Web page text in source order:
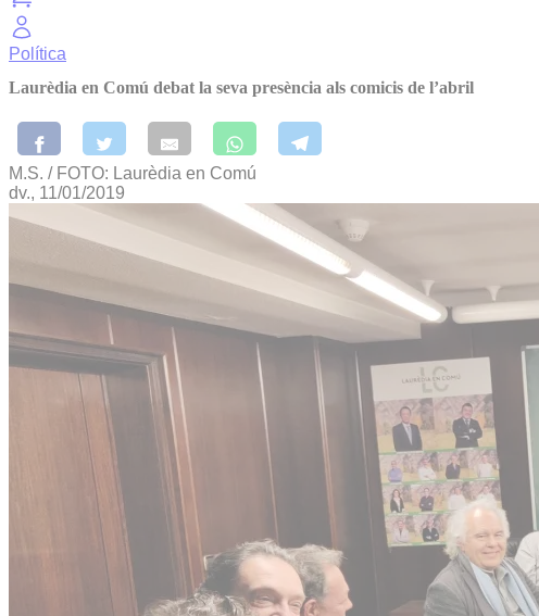
Política
Laurèdia en Comú debat la seva presència als comicis de l’abril
M.S. / FOTO: Laurèdia en Comú
dv., 11/01/2019